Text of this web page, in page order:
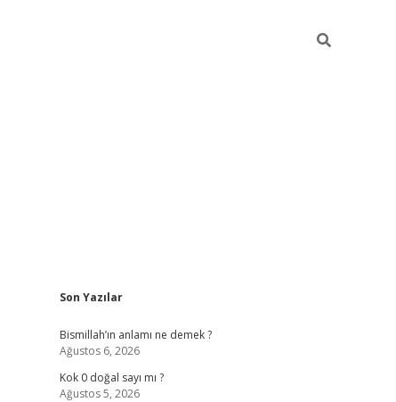
Sidebar
Son Yazılar
Bismillah’ın anlamı ne demek ?
Ağustos 6, 2026
Kok 0 doğal sayı mı ?
Ağustos 5, 2026